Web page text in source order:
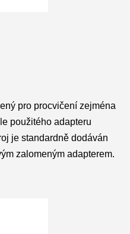
pro procvičení zejména
použitého adapteru
je standardně dodáván
zalomeným adapterem.